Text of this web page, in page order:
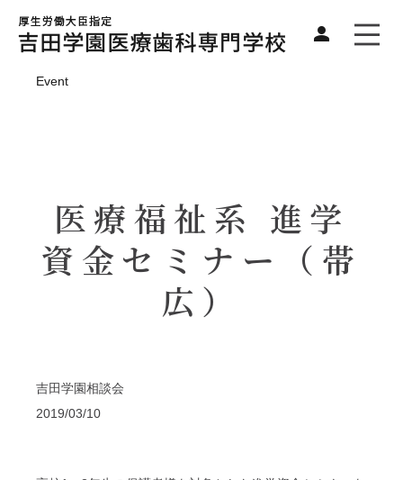
Event
医療福祉系 進学
資金セミナー（帯
広）
吉田学園相談会
2019/03/10